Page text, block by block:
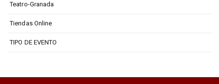
Teatro-Granada
Tiendas Online
TIPO DE EVENTO